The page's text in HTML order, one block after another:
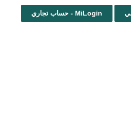
MiLogin - حساب تجاري